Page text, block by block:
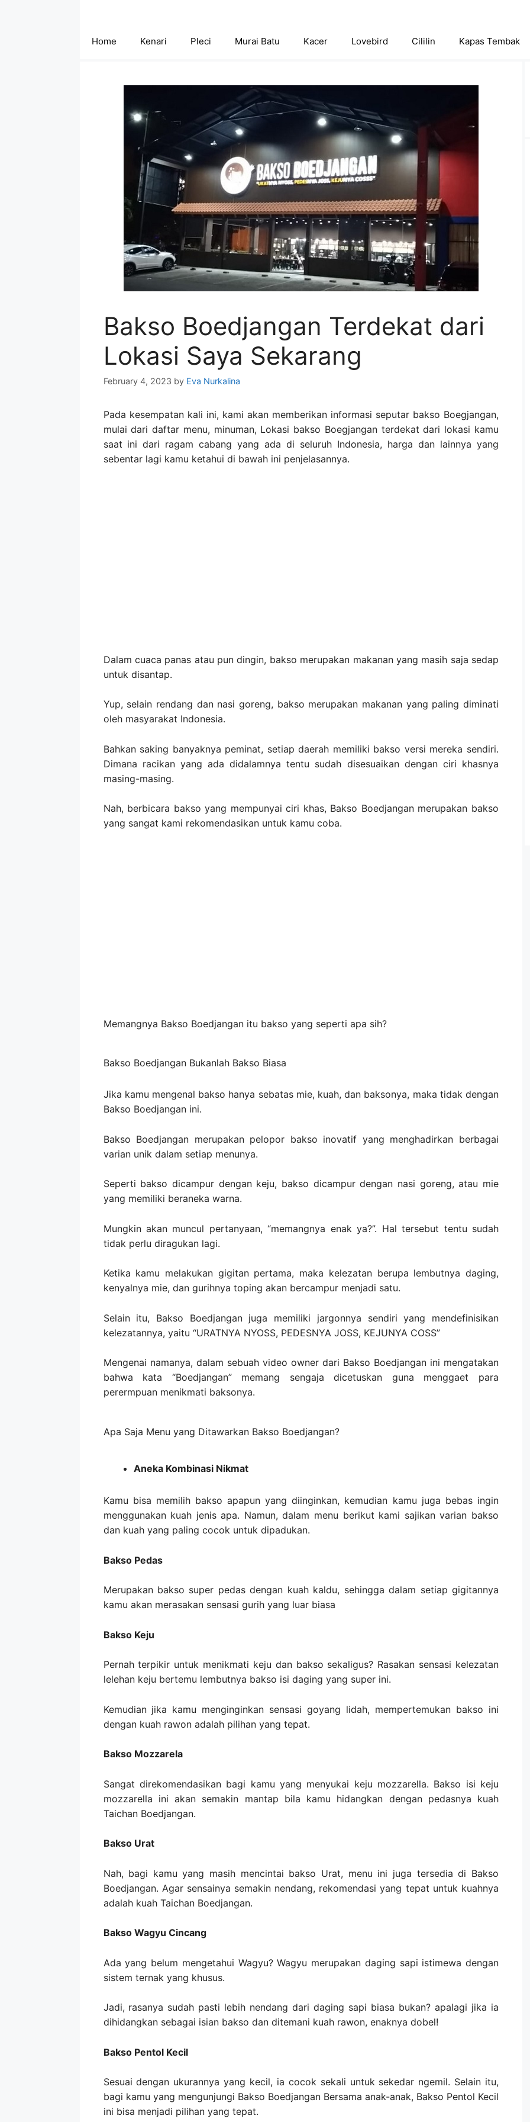
Home Kenari Pleci Murai Batu Kacer Lovebird Cililin Kapas Tembak
Bakso Boedjangan Terdekat dari
Lokasi Saya Sekarang
February 4, 2023 by Eva Nurkalina
Pada kesempatan kali ini, kami akan memberikan informasi seputar bakso Boegjangan,
mulai dari daftar menu, minuman, Lokasi bakso Boegjangan terdekat dari lokasi kamu
saat ini dari ragam cabang yang ada di seluruh Indonesia, harga dan lainnya yang
sebentar lagi kamu ketahui di bawah ini penjelasannya.
Dalam cuaca panas atau pun dingin, bakso merupakan makanan yang masih saja sedap
untuk disantap.
Yup, selain rendang dan nasi goreng, bakso merupakan makanan yang paling diminati
oleh masyarakat Indonesia.
Bahkan saking banyaknya peminat, setiap daerah memiliki bakso versi mereka sendiri.
Dimana racikan yang ada didalamnya tentu sudah disesuaikan dengan ciri khasnya
masing-masing.
Nah, berbicara bakso yang mempunyai ciri khas, Bakso Boedjangan merupakan bakso
yang sangat kami rekomendasikan untuk kamu coba.
Memangnya Bakso Boedjangan itu bakso yang seperti apa sih?
Bakso Boedjangan Bukanlah Bakso Biasa
Jika kamu mengenal bakso hanya sebatas mie, kuah, dan baksonya, maka tidak dengan
Bakso Boedjangan ini.
Bakso Boedjangan merupakan pelopor bakso inovatif yang menghadirkan berbagai
varian unik dalam setiap menunya.
Seperti bakso dicampur dengan keju, bakso dicampur dengan nasi goreng, atau mie
yang memiliki beraneka warna.
Mungkin akan muncul pertanyaan, “memangnya enak ya?”. Hal tersebut tentu sudah
tidak perlu diragukan lagi.
Ketika kamu melakukan gigitan pertama, maka kelezatan berupa lembutnya daging,
kenyalnya mie, dan gurihnya toping akan bercampur menjadi satu.
Selain itu, Bakso Boedjangan juga memiliki jargonnya sendiri yang mendefinisikan
kelezatannya, yaitu “URATNYA NYOSS, PEDESNYA JOSS, KEJUNYA COSS”
Mengenai namanya, dalam sebuah video owner dari Bakso Boedjangan ini mengatakan
bahwa kata “Boedjangan” memang sengaja dicetuskan guna menggaet para
perermpuan menikmati baksonya.
Apa Saja Menu yang Ditawarkan Bakso Boedjangan?
Aneka Kombinasi Nikmat
Kamu bisa memilih bakso apapun yang diinginkan, kemudian kamu juga bebas ingin
menggunakan kuah jenis apa. Namun, dalam menu berikut kami sajikan varian bakso
dan kuah yang paling cocok untuk dipadukan.
Bakso Pedas
Merupakan bakso super pedas dengan kuah kaldu, sehingga dalam setiap gigitannya
kamu akan merasakan sensasi gurih yang luar biasa
Bakso Keju
Pernah terpikir untuk menikmati keju dan bakso sekaligus? Rasakan sensasi kelezatan
lelehan keju bertemu lembutnya bakso isi daging yang super ini.
Kemudian jika kamu menginginkan sensasi goyang lidah, mempertemukan bakso ini
dengan kuah rawon adalah pilihan yang tepat.
Bakso Mozzarela
Sangat direkomendasikan bagi kamu yang menyukai keju mozzarella. Bakso isi keju
mozzarella ini akan semakin mantap bila kamu hidangkan dengan pedasnya kuah
Taichan Boedjangan.
Bakso Urat
Nah, bagi kamu yang masih mencintai bakso Urat, menu ini juga tersedia di Bakso
Boedjangan. Agar sensainya semakin nendang, rekomendasi yang tepat untuk kuahnya
adalah kuah Taichan Boedjangan.
Bakso Wagyu Cincang
Ada yang belum mengetahui Wagyu? Wagyu merupakan daging sapi istimewa dengan
sistem ternak yang khusus.
Jadi, rasanya sudah pasti lebih nendang dari daging sapi biasa bukan? apalagi jika ia
dihidangkan sebagai isian bakso dan ditemani kuah rawon, enaknya dobel!
Bakso Pentol Kecil
Sesuai dengan ukurannya yang kecil, ia cocok sekali untuk sekedar ngemil. Selain itu,
bagi kamu yang mengunjungi Bakso Boedjangan Bersama anak-anak, Bakso Pentol Kecil
ini bisa menjadi pilihan yang tepat.